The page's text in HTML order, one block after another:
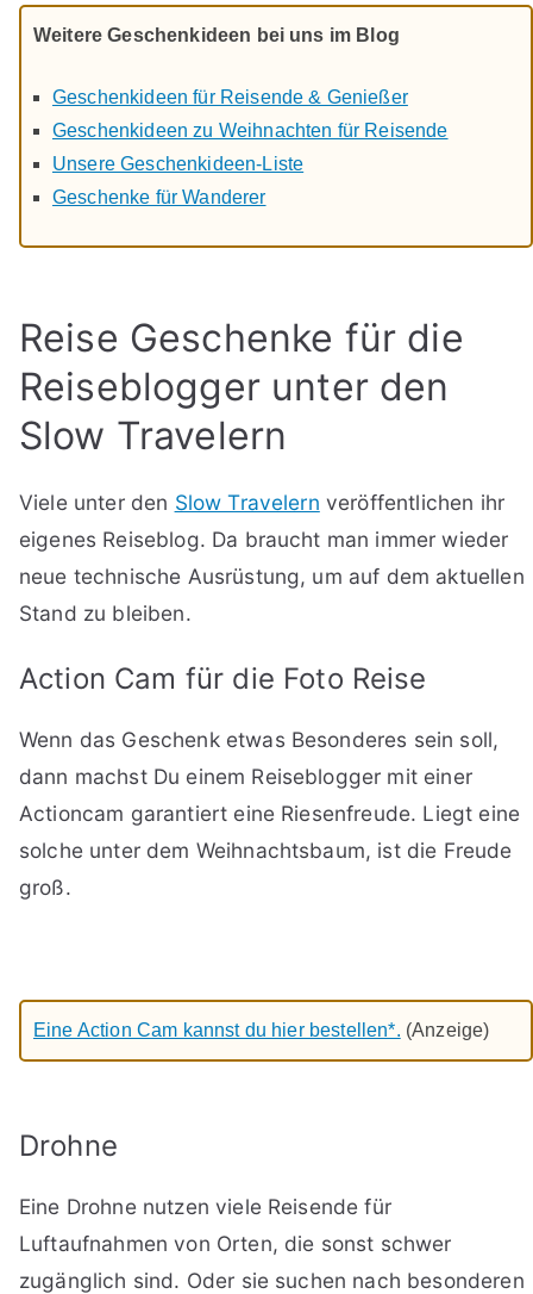
Weitere Geschenkideen bei uns im Blog
Geschenkideen für Reisende & Genießer
Geschenkideen zu Weihnachten für Reisende
Unsere Geschenkideen-Liste
Geschenke für Wanderer
Reise Geschenke für die
Reiseblogger unter den
Slow Travelern
Viele unter den Slow Travelern veröffentlichen ihr
eigenes Reiseblog. Da braucht man immer wieder
neue technische Ausrüstung, um auf dem aktuellen
Stand zu bleiben.
Action Cam für die Foto Reise
Wenn das Geschenk etwas Besonderes sein soll,
dann machst Du einem Reiseblogger mit einer
Actioncam garantiert eine Riesenfreude. Liegt eine
solche unter dem Weihnachtsbaum, ist die Freude
groß.
Eine Action Cam kannst du hier bestellen*. (Anzeige)
Drohne
Eine Drohne nutzen viele Reisende für
Luftaufnahmen von Orten, die sonst schwer
zugänglich sind. Oder sie suchen nach besonderen